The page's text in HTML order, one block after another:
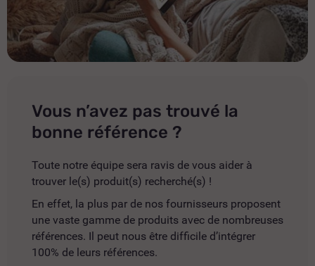
Vous n’avez pas trouvé la
bonne référence ?
Toute notre équipe sera ravis de vous aider à
trouver le(s) produit(s) recherché(s) !
En effet, la plus par de nos fournisseurs proposent
une vaste gamme de produits avec de nombreuses
références. Il peut nous être difficile d’intégrer
100% de leurs références.